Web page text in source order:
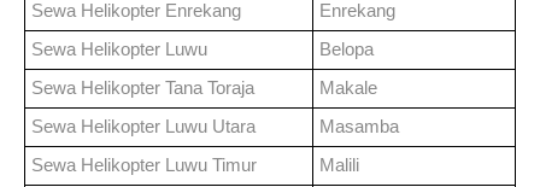
Sewa Helikopter Enrekang
Enrekang
Sewa Helikopter
Luwu
Belopa
Sewa Helikopter Tana Toraja
Makale
Sewa Helikopter
Luwu Utara
Masamba
Sewa Helikopter
Luwu Timur
Malili